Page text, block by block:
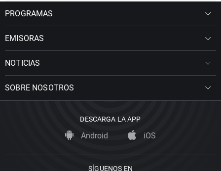
PROGRAMAS
EMISORAS
NOTICIAS
SOBRE NOSOTROS
DESCARGA LA APP
Android iOS
SÍGUENOS EN